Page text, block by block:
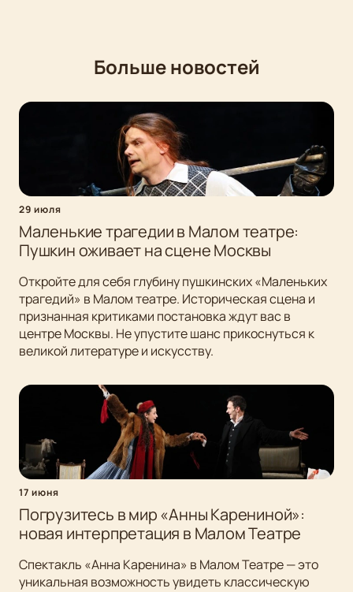
Больше новостей
29 июля
Маленькие трагедии в Малом театре:
Пушкин оживает на сцене Москвы
Откройте для себя глубину пушкинских «Маленьких
трагедий» в Малом театре. Историческая сцена и
признанная критиками постановка ждут вас в
центре Москвы. Не упустите шанс прикоснуться к
великой литературе и искусству.
17 июня
Погрузитесь в мир «Анны Карениной»:
новая интерпретация в Малом Театре
Спектакль «Анна Каренина» в Малом Театре — это
уникальная возможность увидеть классическую